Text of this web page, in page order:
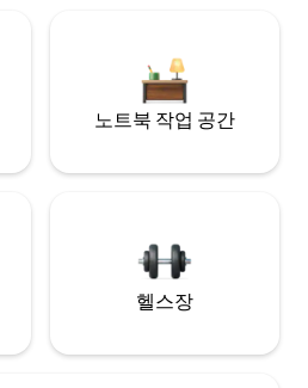
노트북 작업 공간
헬스장